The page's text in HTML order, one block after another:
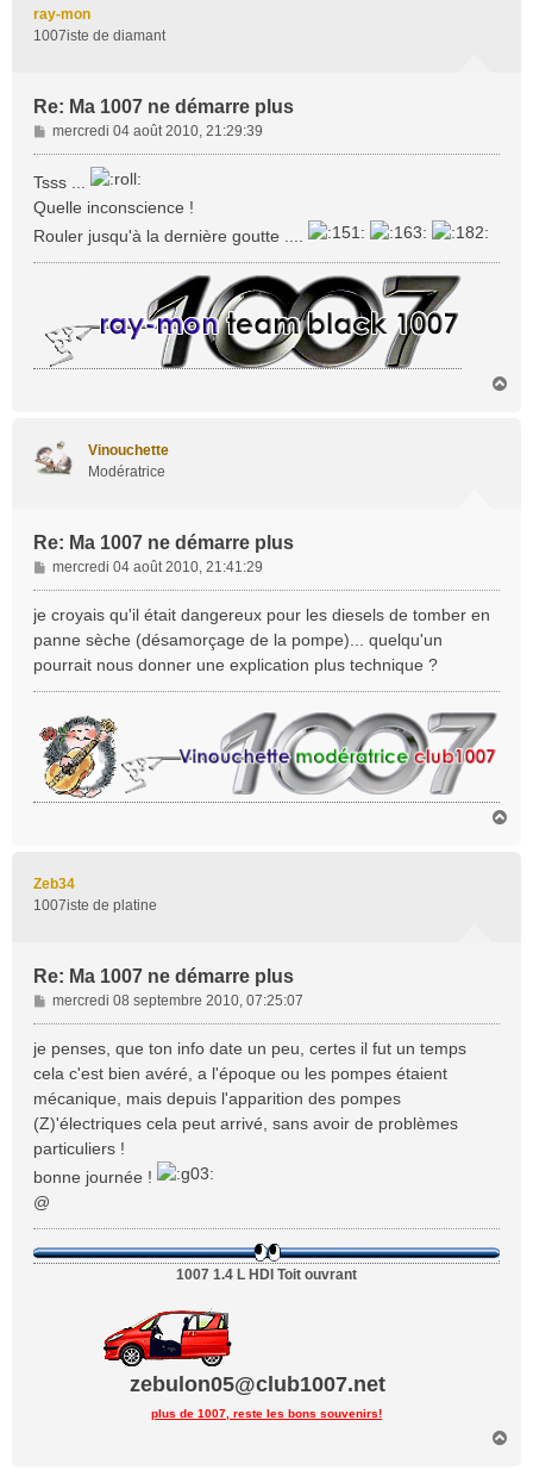
ray-mon
1007iste de diamant
Re: Ma 1007 ne démarre plus
M
e
s
a
g
e
mercredi 04 août 2010, 21:29:39
Tsss ...
Quelle inconscience !
Rouler jusqu'à la dernière goutte ....
Vinouchette
Modératrice
Re: Ma 1007 ne démarre plus
M
e
s
a
g
e
mercredi 04 août 2010, 21:41:29
je croyais qu'il était dangereux pour les diesels de tomber en
panne sèche (désamorçage de la pompe)... quelqu'un
pourrait nous donner une explication plus technique ?
Zeb34
1007iste de platine
Re: Ma 1007 ne démarre plus
M
e
s
a
g
e
mercredi 08 septembre 2010, 07:25:07
je penses, que ton info date un peu, certes il fut un temps
cela c'est bien avéré, a l'époque ou les pompes étaient
mécanique, mais depuis l'apparition des pompes
(Z)'électriques cela peut arrivé, sans avoir de problèmes
particuliers !
bonne journée !
@
1007 1.4 L HDI Toit ouvrant
zebulon05@club1007.net
plus de 1007, reste les bons souvenirs!